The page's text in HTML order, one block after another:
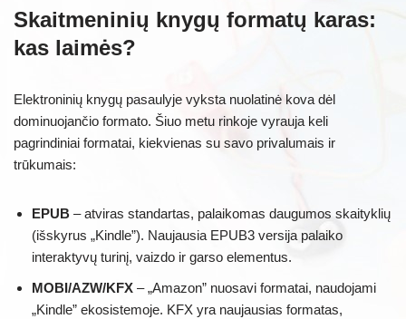
Skaitmeninių knygų formatų karas:
kas laimės?
Elektroninių knygų pasaulyje vyksta nuolatinė kova dėl
dominuojančio formato. Šiuo metu rinkoje vyrauja keli
pagrindiniai formatai, kiekvienas su savo privalumais ir
trūkumais:
EPUB – atviras standartas, palaikomas daugumos skaityklių
(išskyrus „Kindle”). Naujausia EPUB3 versija palaiko
interaktyvų turinį, vaizdo ir garso elementus.
MOBI/AZW/KFX – „Amazon” nuosavi formatai, naudojami
„Kindle” ekosistemoje. KFX yra naujausias formatas,